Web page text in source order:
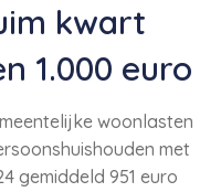
kwart
1.000 euro
woonlasten
met
gemiddeld 951 euro